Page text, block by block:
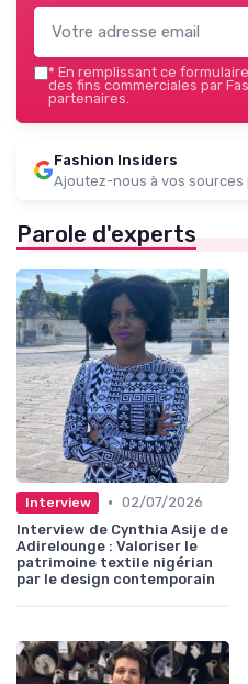
* En remplissant ce
des fins commerciales par
partenaires.
Fashion Insiders
Ajoutez-nous à vos
Parole d'experts
Interview • 02/07/2026
Interview de Cynthia Asije de
Adirelounge : Valoriser le
patrimoine textile nigérian
par le design contemporain